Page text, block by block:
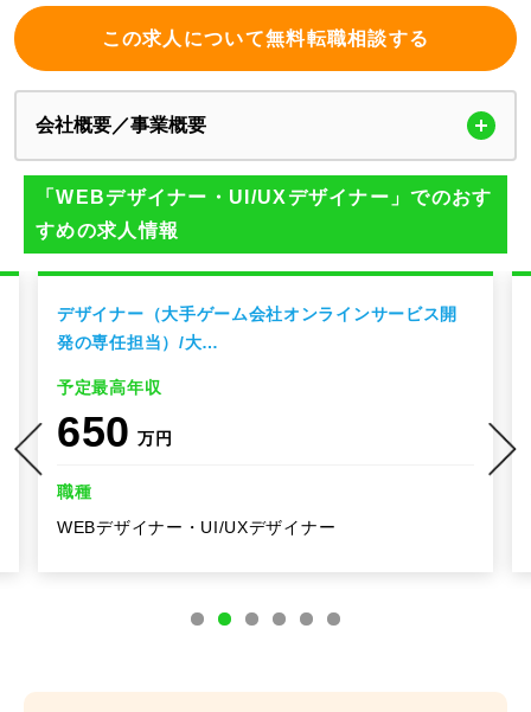
この求人について無料転職相談する
会社概要／事業概要
「WEBデザイナー・UI/UXデザイナー」でのおす
すめの求人情報
デザイナー（大手ゲーム会社オンラインサービス開
発の専任担当）/大…
予定最高年収
650 万円
職種
WEBデザイナー・UI/UXデザイナー